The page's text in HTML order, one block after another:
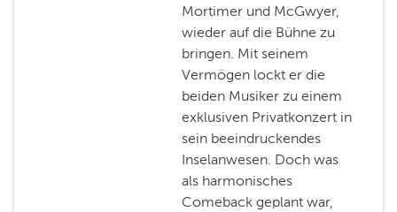
Mortimer und McGwyer,
wieder auf die Bühne zu
bringen. Mit seinem
Vermögen lockt er die
beiden Musiker zu einem
exklusiven Privatkonzert in
sein beeindruckendes
Inselanwesen. Doch was
als harmonisches
Comeback geplant war,